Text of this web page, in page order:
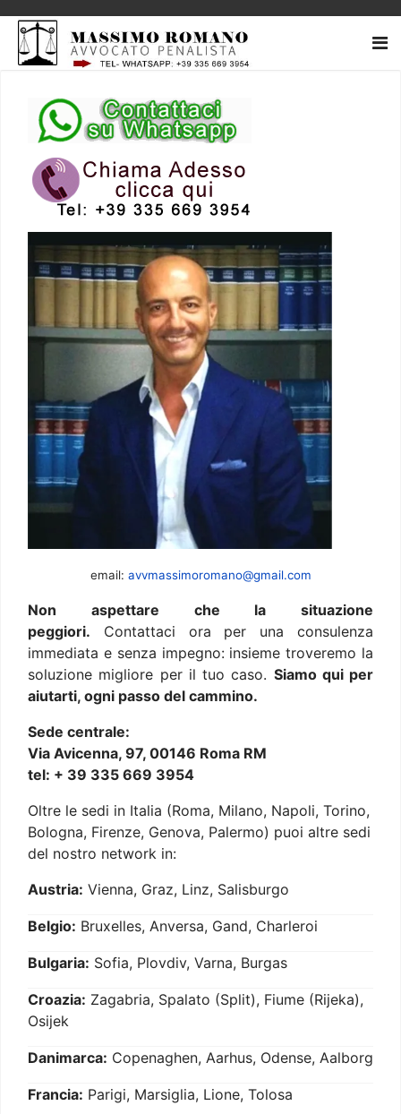
email: avvmassimoromano@gmail.com
Non aspettare che la situazione
peggiori. Contattaci ora per una consulenza
immediata e senza impegno: insieme troveremo la
soluzione migliore per il tuo caso. Siamo qui per
aiutarti, ogni passo del cammino.
Sede centrale:
Via Avicenna, 97, 00146 Roma RM
tel: + 39 335 669 3954
Oltre le sedi in Italia (Roma, Milano, Napoli, Torino,
Bologna, Firenze, Genova, Palermo) puoi altre sedi
del nostro network in:
Austria: Vienna, Graz, Linz, Salisburgo
Belgio: Bruxelles, Anversa, Gand, Charleroi
Bulgaria: Sofia, Plovdiv, Varna, Burgas
Croazia: Zagabria, Spalato (Split), Fiume (Rijeka),
Osijek
Danimarca: Copenaghen, Aarhus, Odense, Aalborg
Francia: Parigi, Marsiglia, Lione, Tolosa